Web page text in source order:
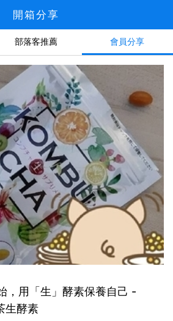
開箱分享
部落客推薦 會員分享
，用「生」酵素保養自己 -
生酵素